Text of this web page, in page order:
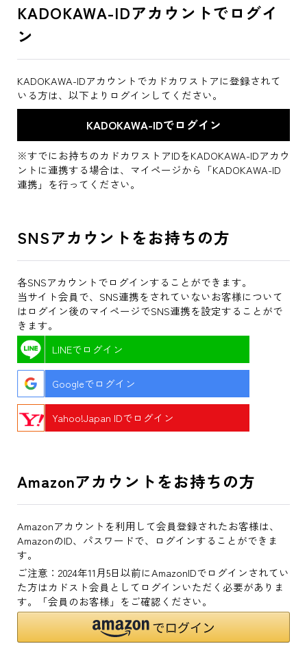
KADOKAWA-IDアカウントでログイ
ン
KADOKAWA-IDアカウントでカドカワストアに登録されて
いる方は、以下よりログインしてください。
※すでにお持ちのカドカワストアIDをKADOKAWA-IDアカウ
ントに連携する場合は、マイページから「KADOKAWA-ID
連携」を行ってください。
SNSアカウントをお持ちの方
各SNSアカウントでログインすることができます。
当サイト会員で、SNS連携をされていないお客様について
はログイン後のマイページでSNS連携を設定することがで
きます。
LINEでログイン
Googleでログイン
Yahoo!Japan IDでログイン
Amazonアカウントをお持ちの方
Amazonアカウントを利用して会員登録されたお客様は、
AmazonのID、パスワードで、ログインすることができま
す。
ご注意：2024年11月5日以前にAmazonIDでログインされてい
た方はカドスト会員としてログインいただく必要がありま
す。「会員のお客様」をご確認ください。